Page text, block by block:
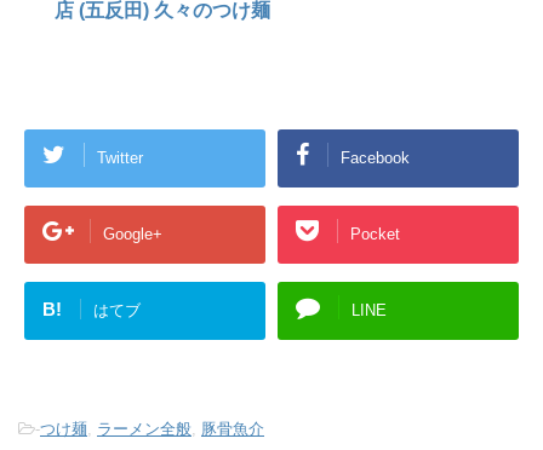
店 (五反田) 久々のつけ麺
Twitter Facebook
Google+ Pocket
B! はてブ LINE
-つけ麺 ラーメン全般
豚骨魚介